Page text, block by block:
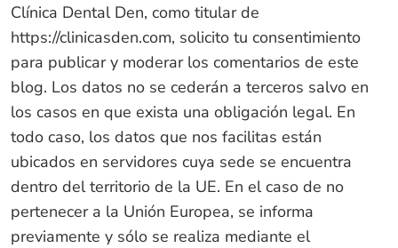
Clínica Dental Den, como titular de
https://clinicasden.com, solicito tu consentimiento
para publicar y moderar los comentarios de este
blog. Los datos no se cederán a terceros salvo en
los casos en que exista una obligación legal. En
todo caso, los datos que nos facilitas están
ubicados en servidores cuya sede se encuentra
dentro del territorio de la UE. En el caso de no
pertenecer a la Unión Europea, se informa
previamente y sólo se realiza mediante el